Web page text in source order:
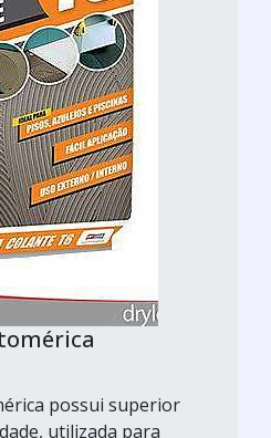
possui superior
utilizada para